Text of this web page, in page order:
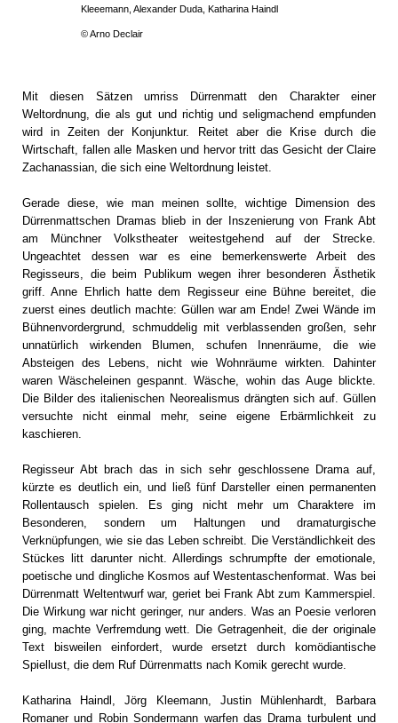
Kleeemann, Alexander Duda, Katharina Haindl
© Arno Declair
Mit diesen Sätzen umriss Dürrenmatt den Charakter einer
Weltordnung, die als gut und richtig und seligmachend empfunden
wird in Zeiten der Konjunktur. Reitet aber die Krise durch die
Wirtschaft, fallen alle Masken und hervor tritt das Gesicht der Claire
Zachanassian, die sich eine Weltordnung leistet.
Gerade diese, wie man meinen sollte, wichtige Dimension des
Dürrenmattschen Dramas blieb in der Inszenierung von Frank Abt
am Münchner Volkstheater weitestgehend auf der Strecke.
Ungeachtet dessen war es eine bemerkenswerte Arbeit des
Regisseurs, die beim Publikum wegen ihrer besonderen Ästhetik
griff. Anne Ehrlich hatte dem Regisseur eine Bühne bereitet, die
zuerst eines deutlich machte: Güllen war am Ende! Zwei Wände im
Bühnenvordergrund, schmuddelig mit verblassenden großen, sehr
unnatürlich wirkenden Blumen, schufen Innenräume, die wie
Absteigen des Lebens, nicht wie Wohnräume wirkten. Dahinter
waren Wäscheleinen gespannt. Wäsche, wohin das Auge blickte.
Die Bilder des italienischen Neorealismus drängten sich auf. Güllen
versuchte nicht einmal mehr, seine eigene Erbärmlichkeit zu
kaschieren.
Regisseur Abt brach das in sich sehr geschlossene Drama auf,
kürzte es deutlich ein, und ließ fünf Darsteller einen permanenten
Rollentausch spielen. Es ging nicht mehr um Charaktere im
Besonderen, sondern um Haltungen und dramaturgische
Verknüpfungen, wie sie das Leben schreibt. Die Verständlichkeit des
Stückes litt darunter nicht. Allerdings schrumpfte der emotionale,
poetische und dingliche Kosmos auf Westentaschenformat. Was bei
Dürrenmatt Weltentwurf war, geriet bei Frank Abt zum Kammerspiel.
Die Wirkung war nicht geringer, nur anders. Was an Poesie verloren
ging, machte Verfremdung wett. Die Getragenheit, die der originale
Text bisweilen einfordert, wurde ersetzt durch komödiantische
Spiellust, die dem Ruf Dürrenmatts nach Komik gerecht wurde.
Katharina Haindl, Jörg Kleemann, Justin Mühlenhardt, Barbara
Romaner und Robin Sondermann warfen das Drama turbulent und